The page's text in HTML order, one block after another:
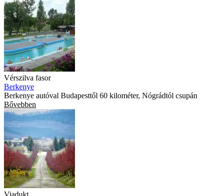
Vérszilva fasor
Berkenye
Berkenye autóval Budapesttől 60 kilométer, Nógrádtól csupán
Bővebben